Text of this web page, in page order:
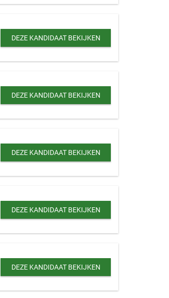
DEZE KANDIDAAT BEKIJKEN
DEZE KANDIDAAT BEKIJKEN
DEZE KANDIDAAT BEKIJKEN
DEZE KANDIDAAT BEKIJKEN
DEZE KANDIDAAT BEKIJKEN